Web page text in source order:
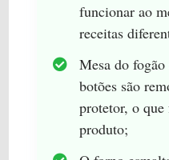
funcionar ao
receitas
Mesa do
botões são
protetor, o
produto;